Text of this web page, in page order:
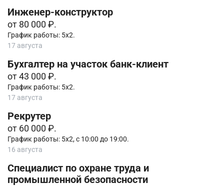
Инженер-конструктор
от 80 000 ₽.
График работы: 5х2.
17 августа
Бухгалтер на участок банк-клиент
от 43 000 ₽.
График работы: 5х2.
17 августа
Рекрутер
от 60 000 ₽.
График работы: 5х2, с 10:00 до 19:00.
16 августа
Специалист по охране труда и
промышленной безопасности